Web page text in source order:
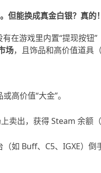
但能换成真金白银？真的！
在游戏里内置“提现按钮
场，且饰品和高价值道具
高价值“大金”。
卖出，获得 Steam 余额
如 Buff、C5、IGXE）